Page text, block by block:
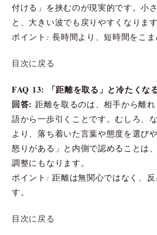
付ける」を挟むのが現実的です。小
と、大きい波でも戻りやすくなります
ポイント: 長時間より、短時間をこま
目次に戻る
FAQ 13: 「距離を取る」と冷たくな
回答: 距離を取るのは、相手から離
語から一歩引くことです。むしろ、
より、落ち着いた言葉や態度を選び
怒りがある」と内側で認めることは
調整にもなります。
ポイント: 距離は無関心ではなく、
す。
目次に戻る